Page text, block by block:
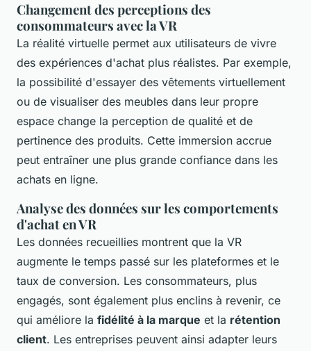
Changement des perceptions des
consommateurs avec la VR
La réalité virtuelle permet aux utilisateurs de vivre
des expériences d'achat plus réalistes. Par exemple,
la possibilité d'essayer des vêtements virtuellement
ou de visualiser des meubles dans leur propre
espace change la perception de qualité et de
pertinence des produits. Cette immersion accrue
peut entraîner une plus grande confiance dans les
achats en ligne.
Analyse des données sur les comportements
d'achat en VR
Les données recueillies montrent que la VR
augmente le temps passé sur les plateformes et le
taux de conversion. Les consommateurs, plus
engagés, sont également plus enclins à revenir, ce
qui améliore la fidélité à la marque et la rétention
client. Les entreprises peuvent ainsi adapter leurs